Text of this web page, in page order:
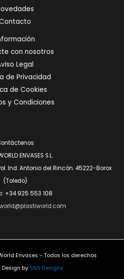
con nosotros
Legal
de Privacidad
de Cookies
y Condiciones
ENVASES S.L.
Ind. Antonio del Rincón. 45222-Borox
(Toledo)
+34 925 553 108
Envases - Todos los derechos
by SNS Designs